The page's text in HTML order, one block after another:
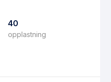
40
opplastning